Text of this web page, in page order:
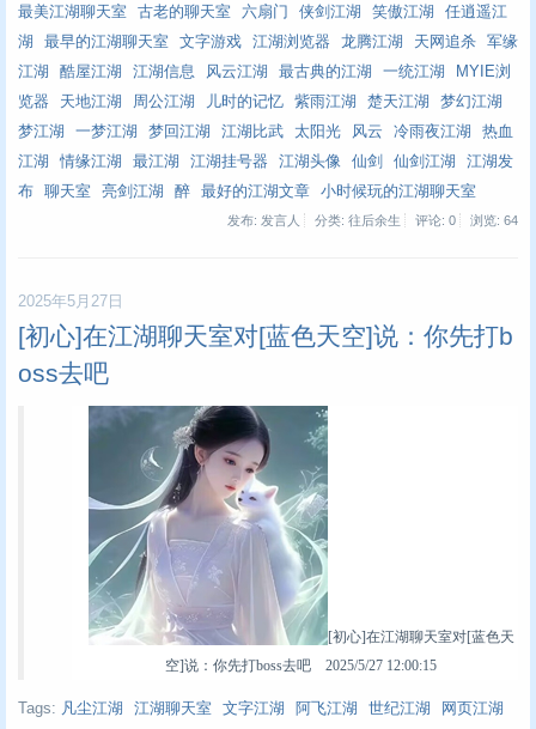
最美江湖聊天室
古老的聊天室 六扇门 侠剑江湖 笑傲江湖
任逍遥江
湖
最早的江湖聊天室 文字游戏 江湖浏览器 龙腾江湖 天网追杀
军缘
江湖
酷屋江湖 江湖信息 风云江湖 最古典的江湖 一统江湖
MYIE浏
览器
天地江湖 周公江湖 儿时的记忆 紫雨江湖 楚天江湖
梦幻江湖
梦江湖
一梦江湖 梦回江湖 江湖比武 太阳光 风云 冷雨夜江湖
热血
江湖
情缘江湖 最江湖 江湖挂号器 江湖头像 仙剑 仙剑江湖
江湖发
布
聊天室 亮剑江湖 醉 最好的江湖文章 小时候玩的江湖聊天室
发布: 发言人 分类: 往后余生 评论: 0 浏览: 64
2025年5月27日
[初心]在江湖聊天室对[蓝色天空]说：你先打b
oss去吧
[初心]在江湖聊天室对[蓝色天
空]说：你先打boss去吧 2025/5/27 12:00:15
Tags: 凡尘江湖 江湖聊天室 文字江湖 阿飞江湖 世纪江湖
网页江湖